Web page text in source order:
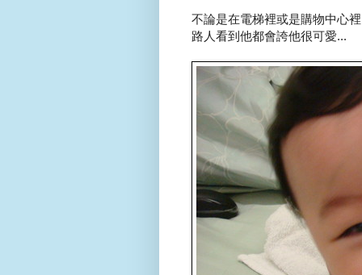
不論是在電梯裡或是購物中心
路人看到他都會誇他很可愛...